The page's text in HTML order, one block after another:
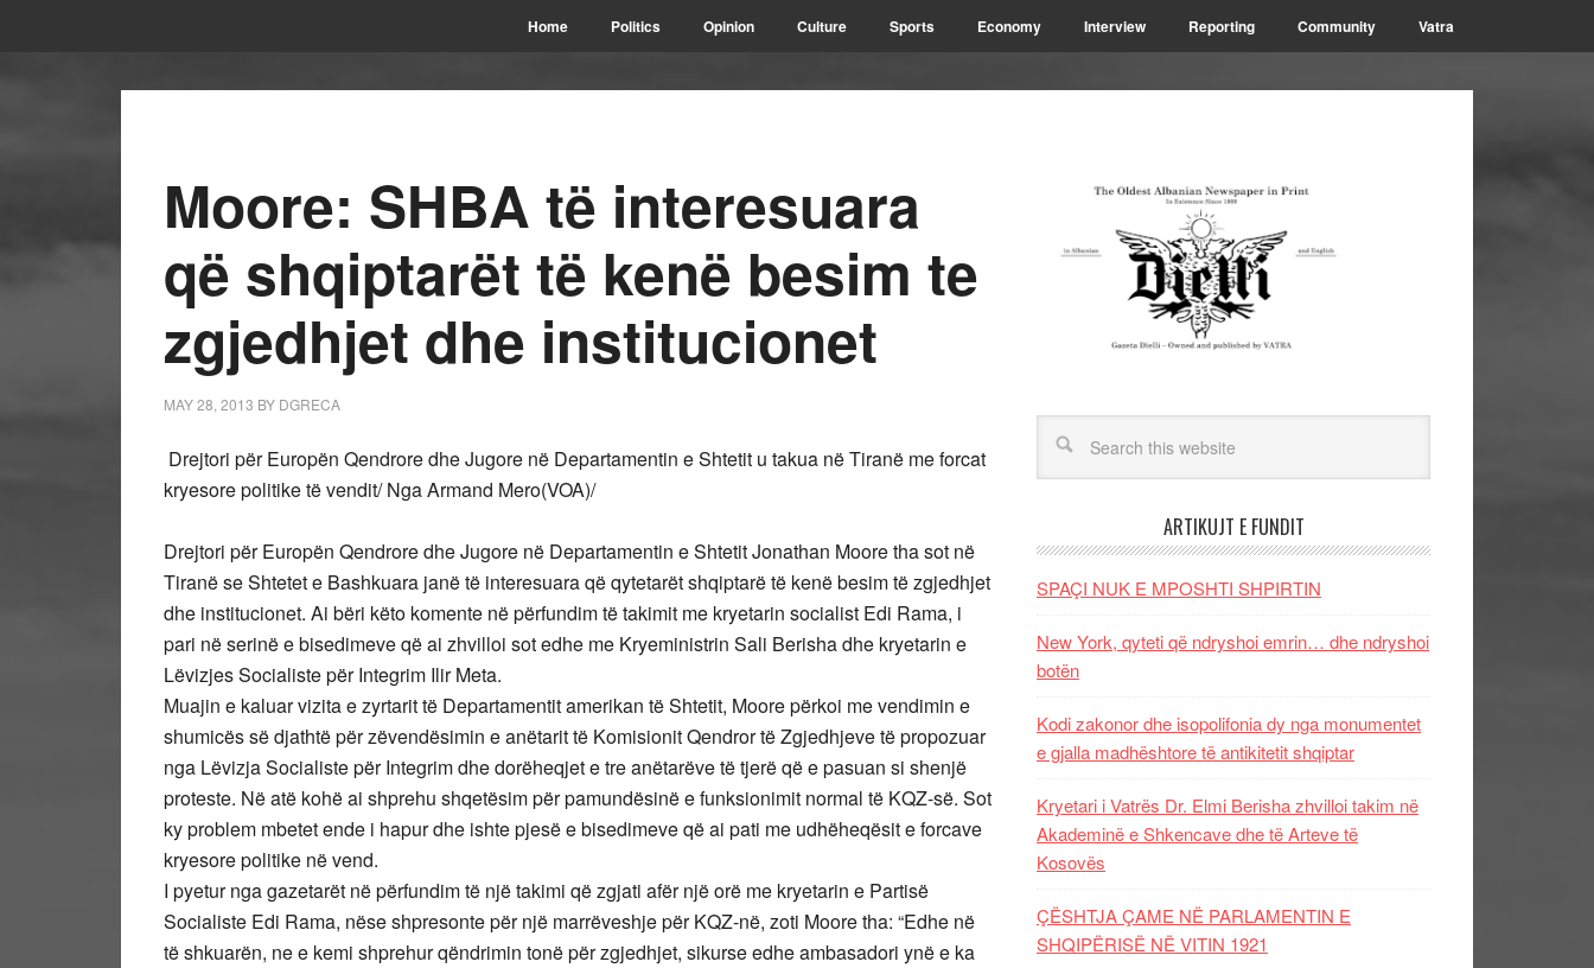
Home Politics Opinion Culture Sports Economy Interview Reporting Community Vatra
Moore: SHBA të interesuara
që shqiptarët të kenë besim te
zgjedhjet dhe institucionet
MAY 28, 2013 BY DGRECA
Drejtori për Europën Qendrore dhe Jugore në Departamentin e Shtetit u takua në Tiranë me forcat
kryesore politike të vendit/ Nga Armand Mero(VOA)/
Drejtori për Europën Qendrore dhe Jugore në Departamentin e Shtetit Jonathan Moore tha sot në
Tiranë se Shtetet e Bashkuara janë të interesuara që qytetarët shqiptarë të kenë besim të zgjedhjet
dhe institucionet. Ai bëri këto komente në përfundim të takimit me kryetarin socialist Edi Rama, i
pari në serinë e bisedimeve që ai zhvilloi sot edhe me Kryeministrin Sali Berisha dhe kryetarin e
Lëvizjes Socialiste për Integrim Ilir Meta.
Muajin e kaluar vizita e zyrtarit të Departamentit amerikan të Shtetit, Moore përkoi me vendimin e
shumicës së djathtë për zëvendësimin e anëtarit të Komisionit Qendror të Zgjedhjeve të propozuar
nga Lëvizja Socialiste për Integrim dhe dorëheqjet e tre anëtarëve të tjerë që e pasuan si shenjë
proteste. Në atë kohë ai shprehu shqetësim për pamundësinë e funksionimit normal të KQZ-së. Sot
ky problem mbetet ende i hapur dhe ishte pjesë e bisedimeve që ai pati me udhëheqësit e forcave
kryesore politike në vend.
I pyetur nga gazetarët në përfundim të një takimi që zgjati afër një orë me kryetarin e Partisë
Socialiste Edi Rama, nëse shpresonte për një marrëveshje për KQZ-në, zoti Moore tha: “Edhe në
të shkuarën, ne e kemi shprehur qëndrimin tonë për zgjedhjet, sikurse edhe ambasadori ynë e ka
ARTIKUJT E FUNDIT
SPAÇI NUK E MPOSHTI SHPIRTIN
New York, qyteti që ndryshoi emrin… dhe ndryshoi
botën
Kodi zakonor dhe isopolifonia dy nga monumentet
e gjalla madhështore të antikitetit shqiptar
Kryetari i Vatrës Dr. Elmi Berisha zhvilloi takim në
Akademinë e Shkencave dhe të Arteve të
Kosovës
ÇËSHTJA ÇAME NË PARLAMENTIN E
SHQIPËRISË NË VITIN 1921